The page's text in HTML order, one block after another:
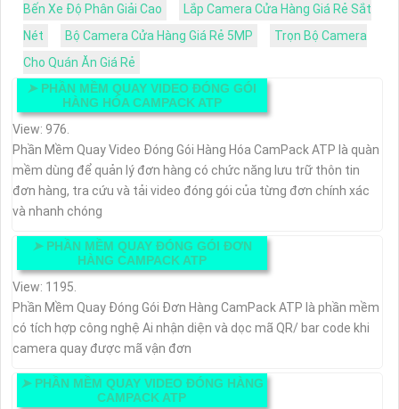
Bến Xe Độ Phân Giải Cao
Lắp Camera Cửa Hàng Giá Rẻ Sắt
Nét
Bộ Camera Cửa Hàng Giá Rẻ 5MP
Trọn Bộ Camera
Cho Quán Ăn Giá Rẻ
➤ PHẦN MỀM QUAY VIDEO ĐÓNG GÓI
HÀNG HÓA CAMPACK ATP
View: 976.
Phần Mềm Quay Video Đóng Gói Hàng Hóa CamPack ATP là quàn
mềm dùng để quản lý đơn hàng có chức năng lưu trữ thôn tin
đơn hàng, tra cứu và tải video đóng gói của từng đơn chính xác
và nhanh chóng
➤ PHẦN MỀM QUAY ĐÓNG GÓI ĐƠN
HÀNG CAMPACK ATP
View: 1195.
Phần Mềm Quay Đóng Gói Đơn Hàng CamPack ATP là phần mềm
có tích hợp công nghệ Ai nhận diện và dọc mã QR/ bar code khi
camera quay được mã vận đơn
➤ PHẦN MỀM QUAY VIDEO ĐÓNG HÀNG
CAMPACK ATP